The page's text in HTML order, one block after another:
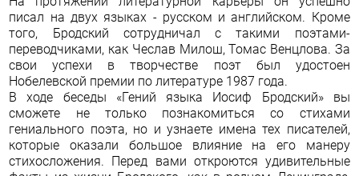
писал на двух языках - русском и английском. Кроме
того, Бродский сотрудничал с такими поэтами-
переводчиками, как Чеслав Милош,Томас Венцлова. За
свои успехи в творчестве поэт был удостоен
Нобелевской премии по литературе 1987 года.
В ходе беседы «Гений языка Иосиф Бродский» вы
сможете не только познакомиться со стихами
гениального поэта, но и узнаете имена тех писателей,
которые оказали большое влияние на его манеру
стихосложения. Перед вами откроются удивительные